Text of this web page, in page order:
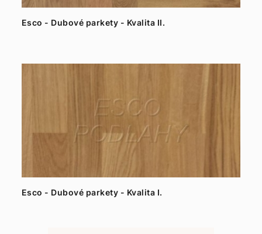
Esco - Dubové parkety - Kvalita II.
Esco - Dubové parkety - Kvalita I.